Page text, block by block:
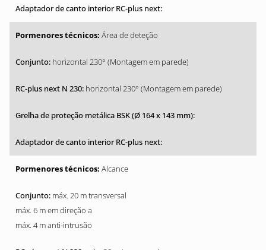
Área de deteção
horizontal 230° (Montagem em parede)
horizontal 230° (Montagem em parede)
Alcance
máx. 20 m transversal
máx. 6 m em direção a
máx. 4 m anti-intrusão